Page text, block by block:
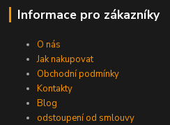
Informace pro zákazníky
O nás
Jak nakupovat
Obchodní podmínky
Kontakty
Blog
odstoupení od smlouvy